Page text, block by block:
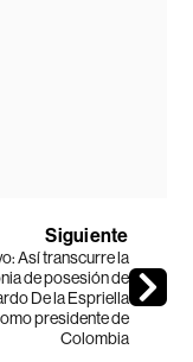
Siguiente
Así transcurre la
de posesión de
De la Espriella
presidente de
Colombia